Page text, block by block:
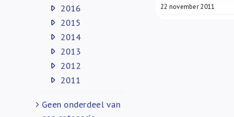
22 november 2011
2016
2015
2014
2013
2012
2011
Geen onderdeel van